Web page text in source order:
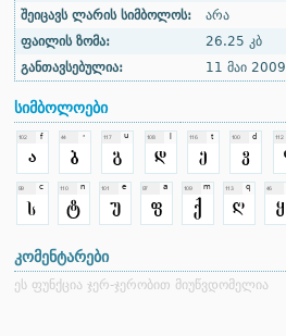
შეიცავს ლარის სიმბოლოს:
არა
ფაილის ზომა:
26.25 კბ
განთავსებულია:
11 მაი 2009
სიმბოლოები
კომენტარები
ეს ფუნქცია ჯერ-ჯერობით მიუწვდომელია